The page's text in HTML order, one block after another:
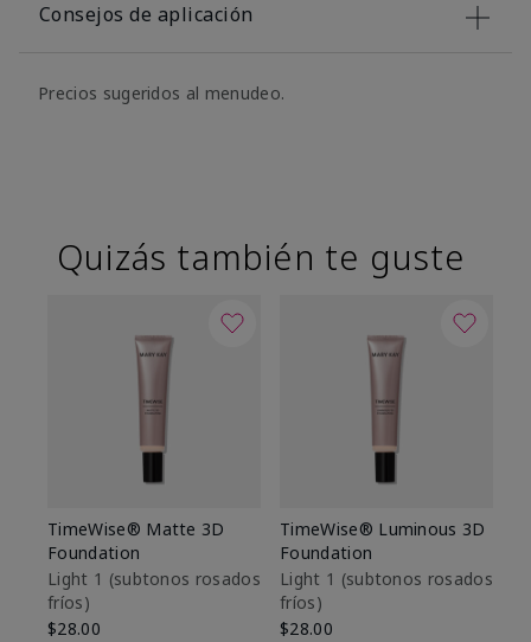
Consejos de aplicación
Precios sugeridos al menudeo.
Quizás también te guste
TimeWise® Matte 3D
Foundation
Light 1​ (subtonos rosados
fríos)
$28.00
TimeWise® Luminous 3D
Foundation
Light 1​ (subtonos rosados
fríos)
$28.00